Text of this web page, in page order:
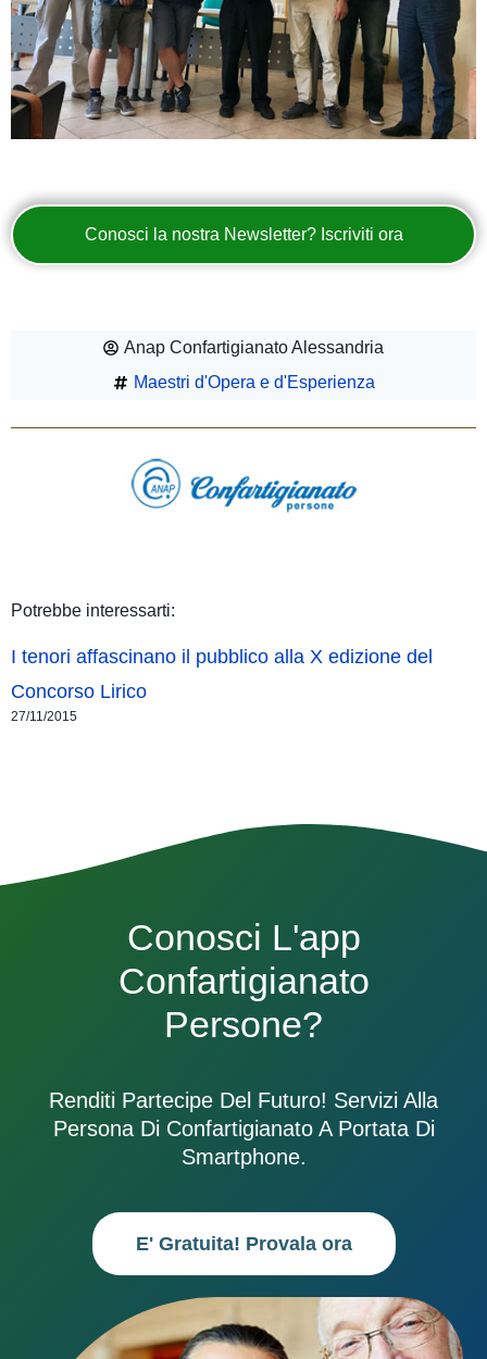
Conosci la nostra Newsletter? Iscriviti ora
Anap Confartigianato Alessandria
Maestri d'Opera e d'Esperienza
Potrebbe interessarti:
I tenori affascinano il pubblico alla X edizione del
Concorso Lirico
27/11/2015
Conosci L'app
Confartigianato
Persone?
Renditi Partecipe Del Futuro! Servizi Alla
Persona Di Confartigianato A Portata Di
Smartphone.
E' Gratuita! Provala ora